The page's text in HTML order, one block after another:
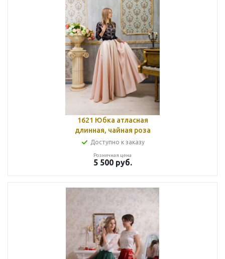
1621 Юбка атласная
длинная, чайная роза
Доступно к заказу
Розничная цена
5 500руб.